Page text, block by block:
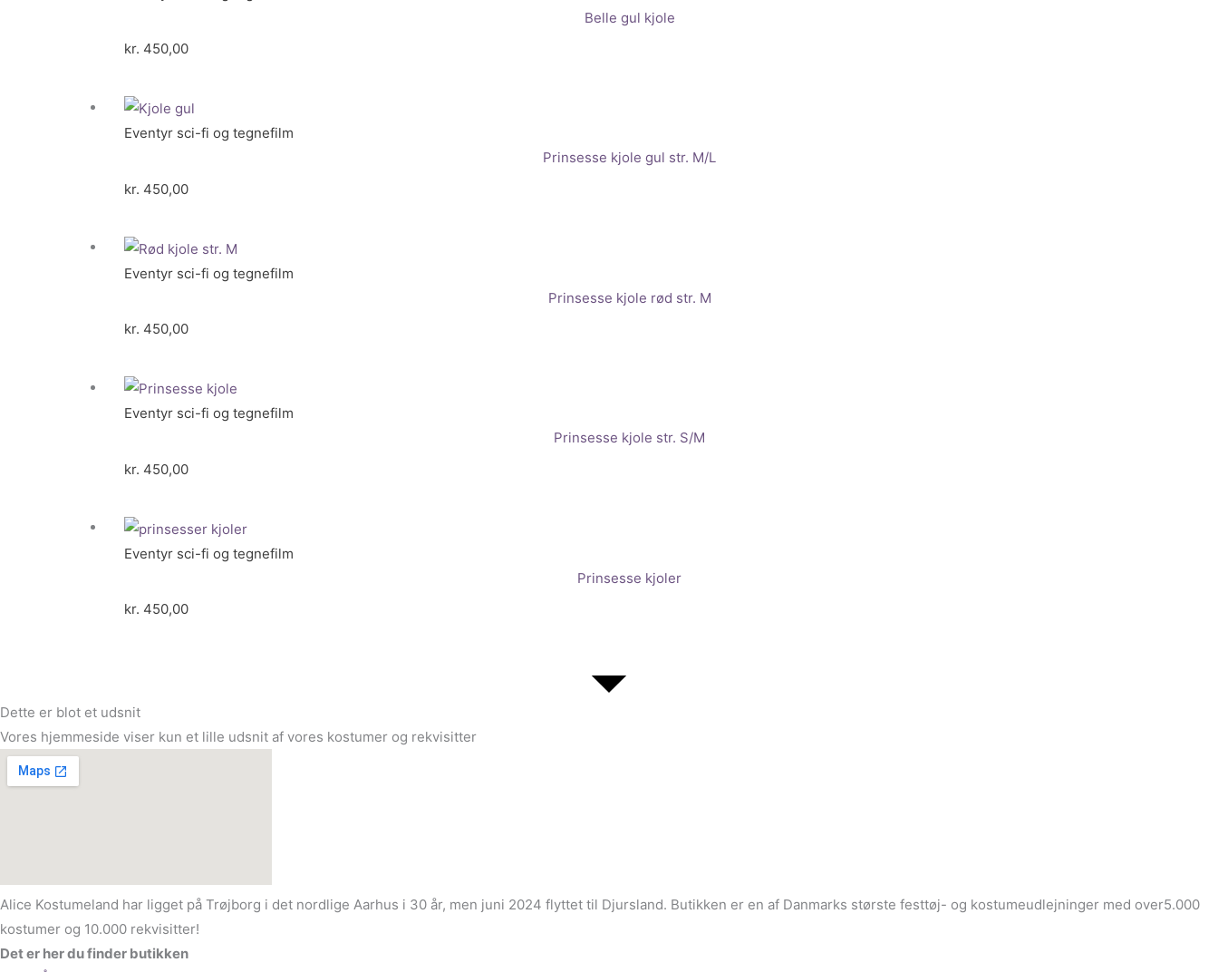
Belle gul kjole
kr. 450,00
Eventyr sci-fi og tegnefilm
Prinsesse kjole gul str. M/L
kr. 450,00
Eventyr sci-fi og tegnefilm
Prinsesse kjole rød str. M
kr. 450,00
Eventyr sci-fi og tegnefilm
Prinsesse kjole str. S/M
kr. 450,00
Eventyr sci-fi og tegnefilm
Prinsesse kjoler
kr. 450,00
Dette er blot et udsnit
Vores hjemmeside viser kun et lille udsnit af vores kostumer og rekvisitter
Alice Kostumeland har ligget på Trøjborg i det nordlige Aarhus i 30 år, men juni 2024 flyttet til Djursland. Butikken er en af Danmarks største festtøj- og kostumeudlejninger med over5.000
kostumer og 10.000 rekvisitter!
Det er her du finder butikken